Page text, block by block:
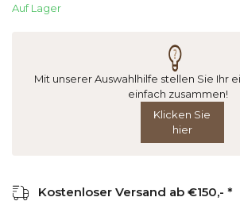
Auf Lager
Mit unserer Auswahlhilfe stellen Sie Ihr
einfach zusammen!
Klicken Sie
hier
Kostenloser Versand ab €150,- *